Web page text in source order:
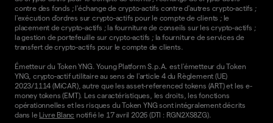
contre des fonds ; l'échange de crypto-actifs contre d'autres crypto-actifs ;
l'exécution d'ordres sur crypto-actifs pour le compte de clients ; le
placement de crypto-actifs ; la fourniture de conseils sur les crypto-actifs ;
la gestion de portefeuille sur crypto-actifs ; la fourniture de services de
transfert de crypto-actifs pour le compte de clients.
Émetteur du Token YNG. Young Platform S.p.A. est l'émetteur du Token
YNG, crypto-actif utilitaire au sens de l'article 4 du Règlement (UE)
2023/1114 (MiCAR), autre que les asset-referenced tokens (ART) et les e-
money tokens (EMT). Les caractéristiques, les droits, les fonctions
opérationnelles et les risques du Token YNG sont intégralement décrits
dans le Livre Blanc notifié le 17 avril 2026 (DTI : RGN2XS8ZG).